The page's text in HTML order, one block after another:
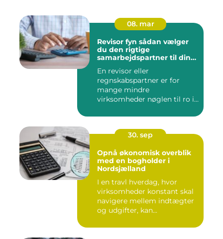
08. mar
Revisor fyn sådan vælger
du den rigtige
samarbejdspartner til din
En revisor eller
regnskabspartner er for
mange mindre
virksomheder nøglen til ro i
30. sep
Opnå økonomisk overblik
med en bogholder i
Nordsjælland
I en travl hverdag, hvor
virksomheder konstant skal
navigere mellem indtægter
og udgifter, kan...